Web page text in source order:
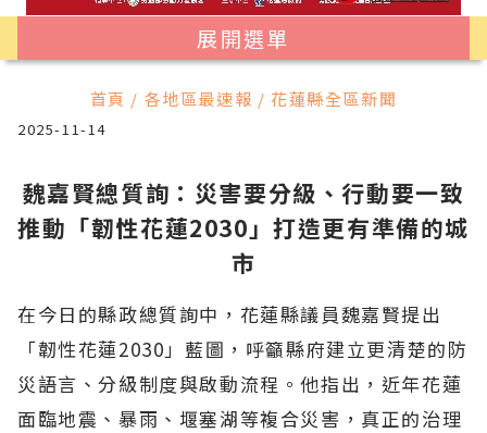
展開選單
首頁 / 各地區最速報 / 花蓮縣全區新聞
2025-11-14
魏嘉賢總質詢：災害要分級、行動要一致
推動「韌性花蓮2030」打造更有準備的城
市
在今日的縣政總質詢中，花蓮縣議員魏嘉賢提出
「韌性花蓮2030」藍圖，呼籲縣府建立更清楚的防
災語言、分級制度與啟動流程。他指出，近年花蓮
面臨地震、暴雨、堰塞湖等複合災害，真正的治理